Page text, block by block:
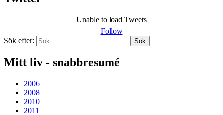
Unable to load Tweets
Follow
Sök efter:
Mitt liv - snabbresumé
2006
2008
2010
2011